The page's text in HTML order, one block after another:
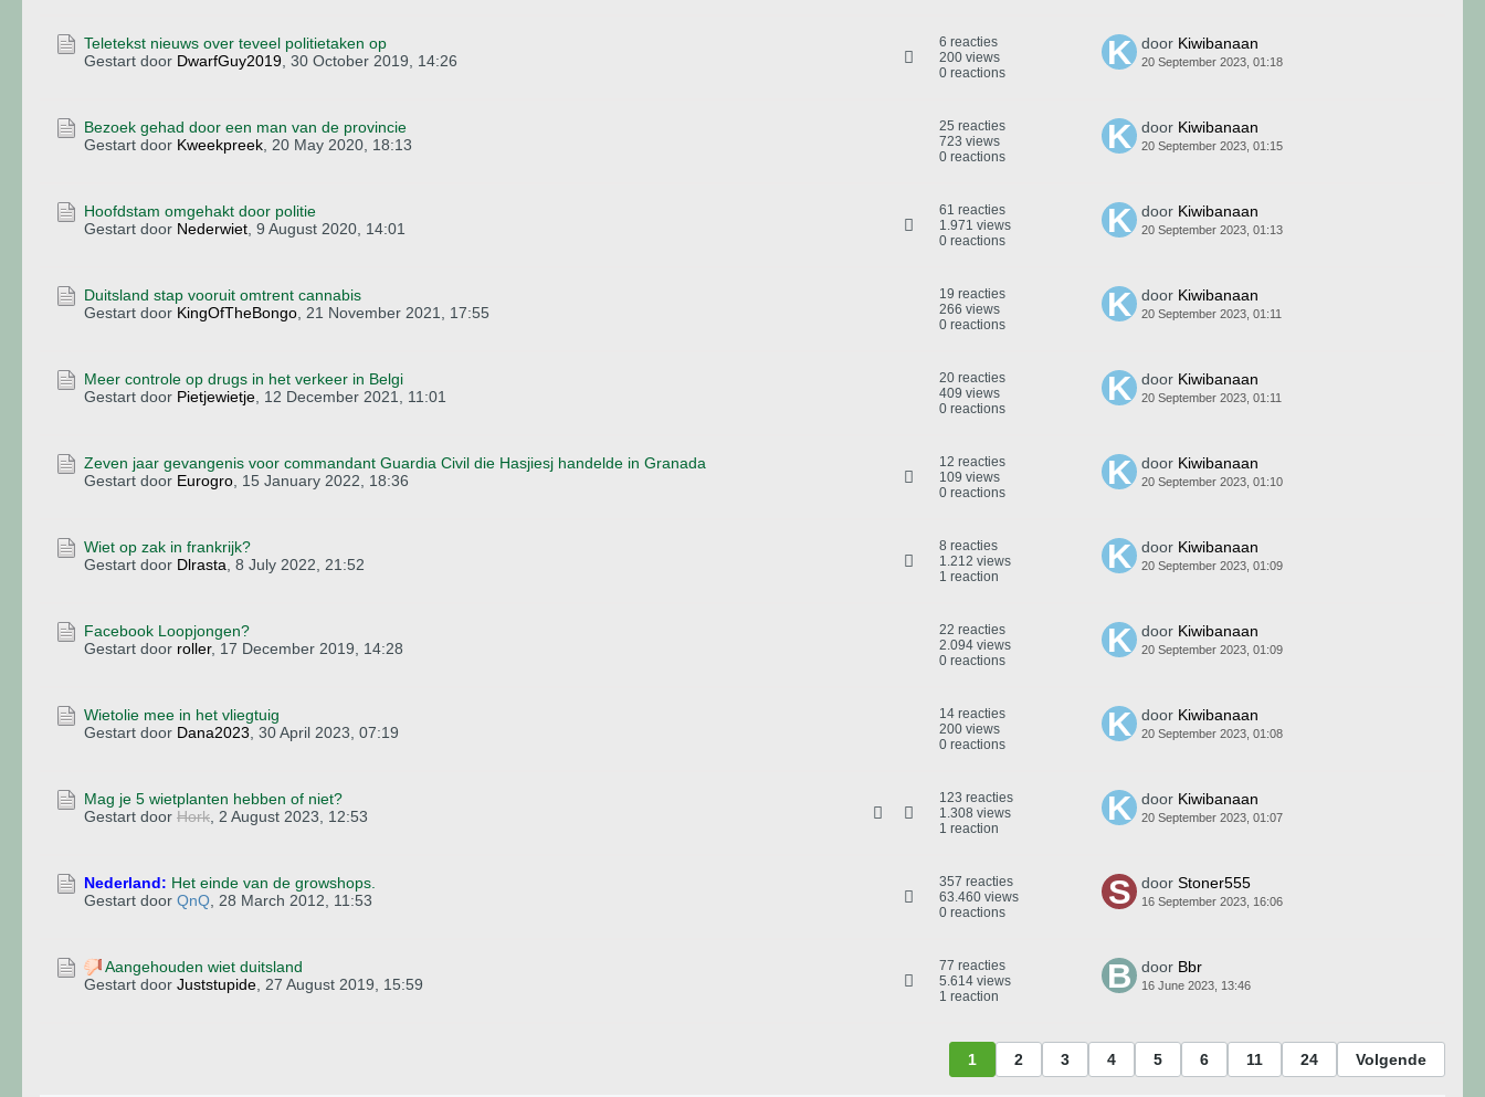
Teletekst nieuws over teveel politietaken op
Gestart door DwarfGuy2019 30 October 2019, 14:26
6 reacties
200 views
0 reactions
door Kiwibanaan
20 September 2023, 01:18
Bezoek gehad door een man van de provincie
Gestart door Kweekpreek 20 May 2020, 18:13
25 reacties
723 views
0 reactions
door Kiwibanaan
20 September 2023, 01:15
Hoofdstam omgehakt door politie
Gestart door Nederwiet 9 August 2020, 14:01
61 reacties
1.971 views
0 reactions
door Kiwibanaan
20 September 2023, 01:13
Duitsland stap vooruit omtrent cannabis
Gestart door KingOfTheBongo 21 November 2021, 17:55
19 reacties
266 views
0 reactions
door Kiwibanaan
20 September 2023, 01:11
Meer controle op drugs in het verkeer in Belgi
Gestart door Pietjewietje 12 December 2021, 11:01
20 reacties
409 views
0 reactions
door Kiwibanaan
20 September 2023, 01:11
Zeven jaar gevangenis voor commandant Guardia Civil die Hasjiesj handelde in Granada
Gestart door Eurogro 15 January 2022, 18:36
12 reacties
109 views
0 reactions
door Kiwibanaan
20 September 2023, 01:10
Wiet op zak in frankrijk?
Gestart door Dlrasta 8 July 2022, 21:52
8 reacties
1.212 views
1 reaction
door Kiwibanaan
20 September 2023, 01:09
Facebook Loopjongen?
Gestart door roller, 17 December 2019, 14:28
22 reacties
2.094 views
0 reactions
door Kiwibanaan
20 September 2023, 01:09
Wietolie mee in het vliegtuig
Gestart door Dana2023 30 April 2023, 07:19
14 reacties
200 views
0 reactions
door Kiwibanaan
20 September 2023, 01:08
Mag je 5 wietplanten hebben of niet?
Gestart door Hork 2 August 2023, 12:53
123 reacties
1.308 views
1 reaction
door Kiwibanaan
20 September 2023, 01:07
Nederland: Het einde van de growshops.
Gestart door QnQ 28 March 2012, 11:53
357 reacties
63.460 views
0 reactions
door Stoner555
16 September 2023, 16:06
Aangehouden wiet duitsland
Gestart door Juststupide 27 August 2019, 15:59
77 reacties
5.614 views
1 reaction
door Bbr
16 June 2023, 13:46
1 2 3 4 5 6 11 24 Volgende